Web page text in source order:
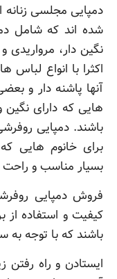
دمپایی مجلسی زنانه
شده اند که شامل
نگین دار، مرواریدی
اکثرا با انواع
آنها پاشنه دار و
هایی که دارای
باشند. دمپایی
برای خانوم هایی
بسیار مناسب و
فروش دمپایی
کیفیت و استفاده
باشند که با توجه به
ایستادن و راه رفتن